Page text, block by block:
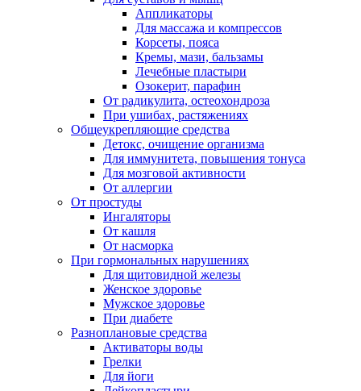
Аппликаторы
Для массажа и компрессов
Корсеты, пояса
Кремы, мази, бальзамы
Лечебные пластыри
Озокерит, парафин
От радикулита, остеохондроза
При ушибах, растяжениях
Общеукрепляющие средства
Детокс, очищение организма
Для иммунитета, повышения тонуса
Для мозговой активности
От аллергии
От простуды
Ингаляторы
От кашля
От насморка
При гормональных нарушениях
Для щитовидной железы
Женское здоровье
Мужское здоровье
При диабете
Разноплановые средства
Активаторы воды
Грелки
Для йоги